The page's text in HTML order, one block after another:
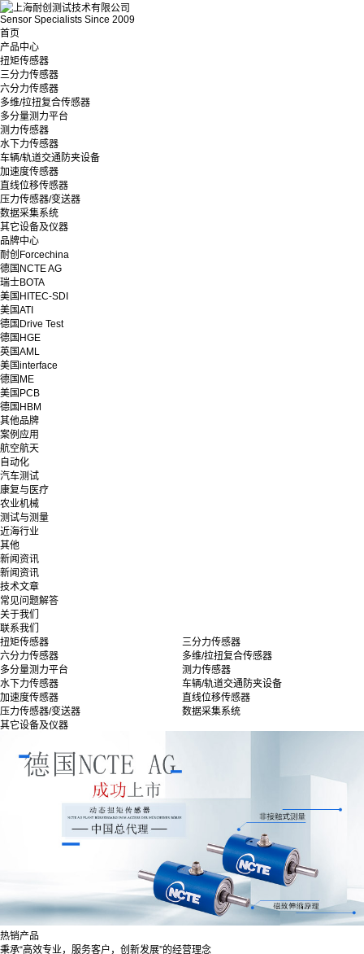
Sensor Specialists Since 2009
首页
产品中心
扭矩传感器
三分力传感器
六分力传感器
多维/拉扭复合传感器
多分量测力平台
测力传感器
水下力传感器
车辆/轨道交通防夹设备
加速度传感器
直线位移传感器
压力传感器/变送器
数据采集系统
其它设备及仪器
品牌中心
耐创Forcechina
德国NCTE AG
瑞士BOTA
美国HITEC-SDI
美国ATI
德国Drive Test
德国HGE
英国AML
美国interface
德国ME
美国PCB
德国HBM
其他品牌
案例应用
航空航天
自动化
汽车测试
康复与医疗
农业机械
测试与测量
近海行业
其他
新闻资讯
新闻资讯
技术文章
常见问题解答
关于我们
联系我们
扭矩传感器
三分力传感器
六分力传感器
多维/拉扭复合传感器
多分量测力平台
测力传感器
水下力传感器
车辆/轨道交通防夹设备
加速度传感器
直线位移传感器
压力传感器/变送器
数据采集系统
其它设备及仪器
热销产品
秉承“高效专业，服务客户，创新发展”的经营理念